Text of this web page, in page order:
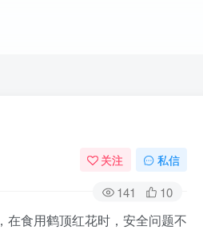
关注 私信
141 10
在食用鹤顶红花时，安全问题不